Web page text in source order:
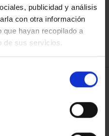
publicidad y análisis
con otra información
que hayan recopilado a
de sus servicios.